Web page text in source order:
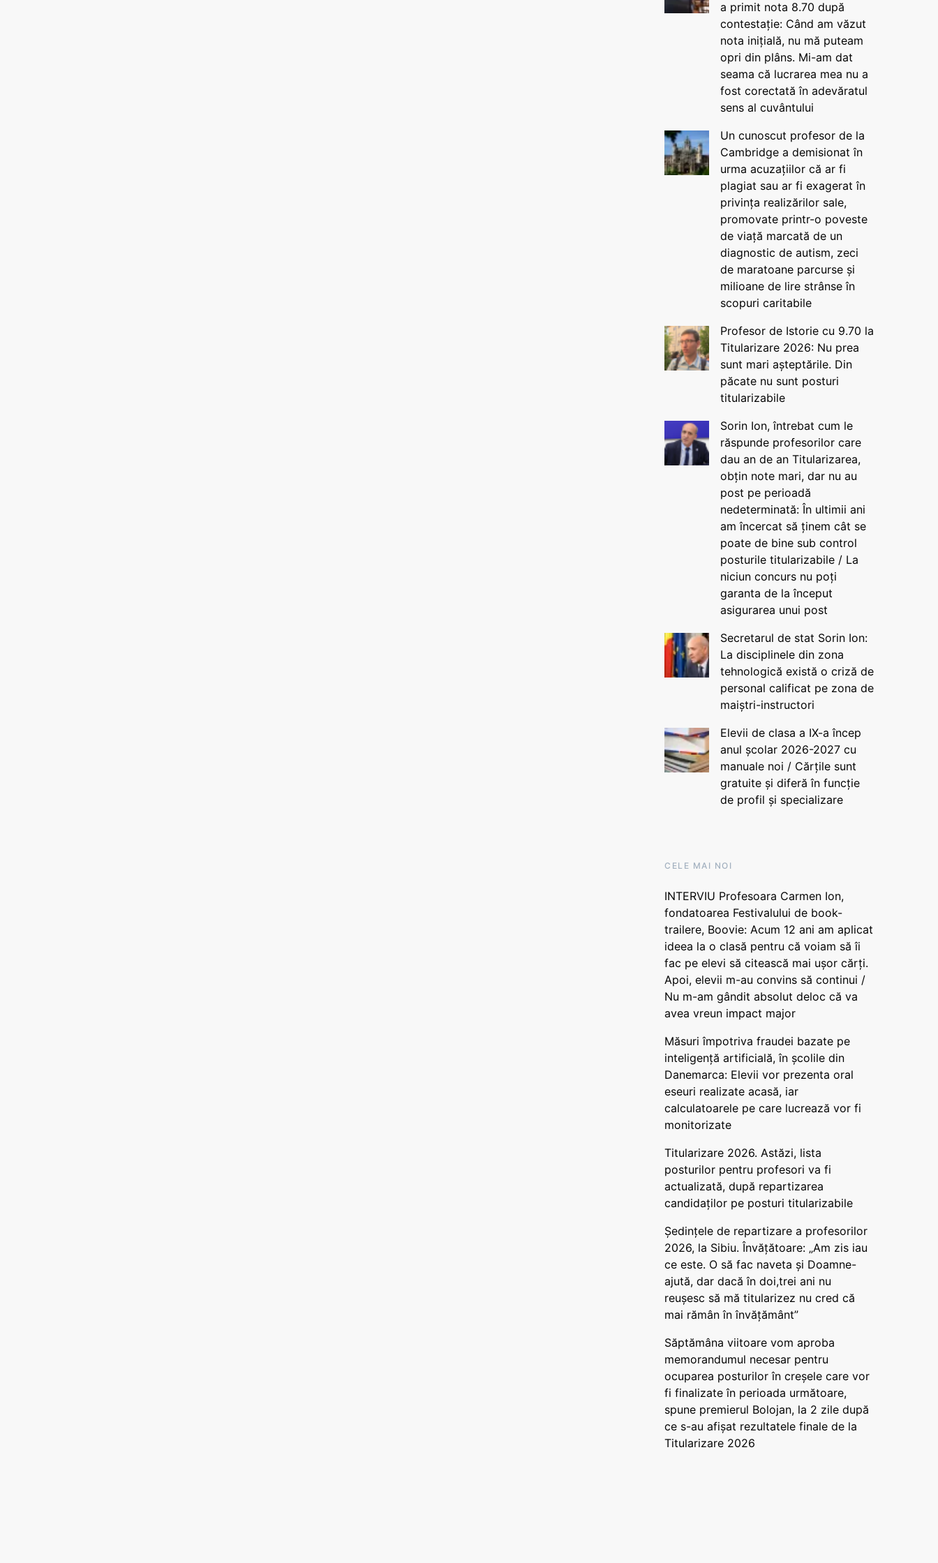
a primit nota 8.70 după
contestație: Când am văzut
nota inițială, nu mă puteam
opri din plâns. Mi-am dat
seama că lucrarea mea nu a
fost corectată în adevăratul
sens al cuvântului
Un cunoscut profesor de la
Cambridge a demisionat în
urma acuzațiilor că ar fi
plagiat sau ar fi exagerat în
privința realizărilor sale,
promovate printr-o poveste
de viață marcată de un
diagnostic de autism, zeci
de maratoane parcurse și
milioane de lire strânse în
scopuri caritabile
Profesor de Istorie cu 9.70 la
Titularizare 2026: Nu prea
sunt mari așteptările. Din
păcate nu sunt posturi
titularizabile
Sorin Ion, întrebat cum le
răspunde profesorilor care
dau an de an Titularizarea,
obțin note mari, dar nu au
post pe perioadă
nedeterminată: În ultimii ani
am încercat să ținem cât se
poate de bine sub control
posturile titularizabile / La
niciun concurs nu poți
garanta de la început
asigurarea unui post
Secretarul de stat Sorin Ion:
La disciplinele din zona
tehnologică există o criză de
personal calificat pe zona de
maiștri-instructori
Elevii de clasa a IX-a încep
anul școlar 2026-2027 cu
manuale noi / Cărțile sunt
gratuite și diferă în funcție
de profil și specializare
CELE MAI NOI
INTERVIU Profesoara Carmen Ion,
fondatoarea Festivalului de book-
trailere, Boovie: Acum 12 ani am aplicat
ideea la o clasă pentru că voiam să îi
fac pe elevi să citească mai ușor cărți.
Apoi, elevii m-au convins să continui /
Nu m-am gândit absolut deloc că va
avea vreun impact major
Măsuri împotriva fraudei bazate pe
inteligență artificială, în școlile din
Danemarca: Elevii vor prezenta oral
eseuri realizate acasă, iar
calculatoarele pe care lucrează vor fi
monitorizate
Titularizare 2026. Astăzi, lista
posturilor pentru profesori va fi
actualizată, după repartizarea
candidaților pe posturi titularizabile
Ședințele de repartizare a profesorilor
2026, la Sibiu. Învățătoare: „Am zis iau
ce este. O să fac naveta și Doamne-
ajută, dar dacă în doi,trei ani nu
reușesc să mă titularizez nu cred că
mai rămân în învățământ”
Săptămâna viitoare vom aproba
memorandumul necesar pentru
ocuparea posturilor în creșele care vor
fi finalizate în perioada următoare,
spune premierul Bolojan, la 2 zile după
ce s-au afișat rezultatele finale de la
Titularizare 2026